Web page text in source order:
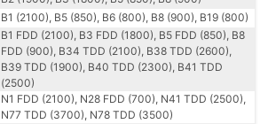
B1 (2100), B5 (850), B6 (800), B8 (900), B19 (800)
B1 FDD (2100), B3 FDD (1800), B5 FDD (850), B8
FDD (900), B34 TDD (2100), B38 TDD (2600),
B39 TDD (1900), B40 TDD (2300), B41 TDD
(2500)
N1 FDD (2100), N28 FDD (700), N41 TDD (2500),
N77 TDD (3700), N78 TDD (3500)